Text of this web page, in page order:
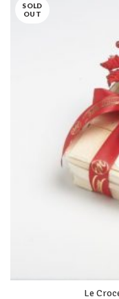
SOLD
OUT
Le